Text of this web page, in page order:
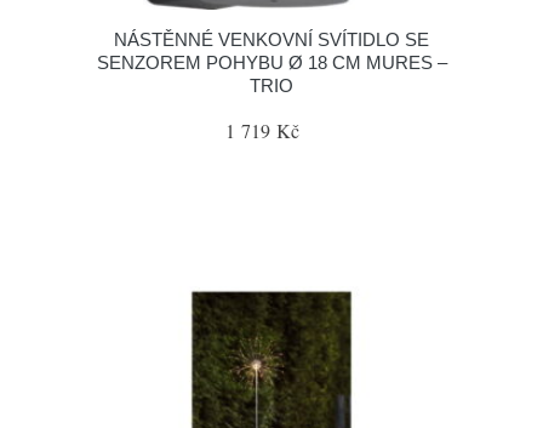
NÁSTĚNNÉ VENKOVNÍ SVÍTIDLO SE
SENZOREM POHYBU Ø 18 CM MURES –
TRIO
1 719 Kč